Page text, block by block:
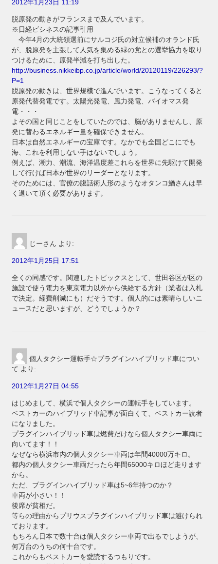
2012年1月23日 11:19
脱原発の動きがフランスまで及んでいます。
※日経ビシネスの記事引用
今年4月の大統領選前にサルコジ氏の対立候補のオランド氏
が、脱原発を主張して人気を集める緑の党との選挙協力を取り
つけるために、原発半減を打ち出した。
http://business.nikkeibp.co.jp/article/world/20120119/226293/?
P=1
脱原発の動きは、世界規模で進んでいます。こうなってくると
原発代替発電です。太陽光発電、風力発電、バイオマス発
電・・・
よその国と同じことをしていたのでは、脳がありませんし、原
発に替わるエネルギー量を確保できません。
日本は自然エネルギーの宝庫です。なかでも全国どこにでも
海、これを利用しない手はないでしょう。
例えば、潮力、潮流、海洋温度差これらを世界に先駆けて開発
して行けば日本が世界のリーダーとなります。
そのためには、官僚の腹話術人形のようなオタンコ鰌さんは早
く退いて頂く必要があります。
じーさん より:
2012年1月25日 17:51
全くの同感です。関連したトピックスとして、世田谷区が区の
施設で使う電力を東京電力以外から供給する方針（業者は入札
で決定。経費削減にも）だそうです。個人的には素晴らしいニ
ュースだと思いますが、どうでしょうか？
個人タクシー運転手☆プラグインハイブリッド車につい
て より:
2012年1月27日 04:55
はじめまして、横浜で個人タクシーの運転手をしています。
ベストカーのハイブリッド車記事が面白くて、ベストカー読者
になりました。
プラグインハイブリッド車は燃費だけなら個人タクシー車両に
向いてます！！
なぜなら横浜市内の個人タクシー車両は年間40000万キロ。
都内の個人タクシー車両だったら年間65000キロほど走ります
から。
ただ、プラグインハイブリッド車は5~6年持つのか？
車両が小さい！！
後席が貧相だ。
等らの理由からプリウスプラグインハイブリッド車は避けられ
ております。
もちろん日本で数十台は個人タクシー車両で出るでしようが、
何万台のうちの何十台です。
これからもベストカーを愛読するつもりです。